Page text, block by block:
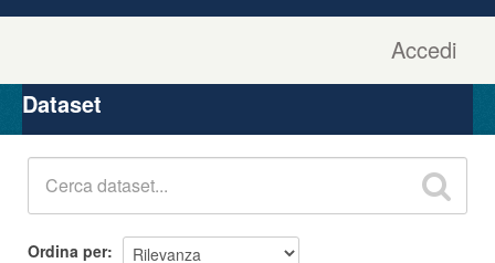
Accedi
Organizzazioni
Gruppi
Dataset
Ordina per